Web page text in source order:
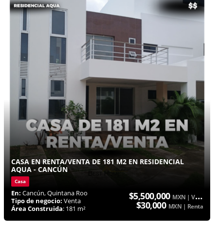
CASA EN RENTA/VENTA DE 181 M2 EN RESIDENCIAL
AQUA - CANCÚN
Casa
En: Cancún, Quintana Roo
Tipo de negocio: Venta
Área Construida: 181 m²
$5,500,000 MXN | Venta
$30,000 MXN | Renta